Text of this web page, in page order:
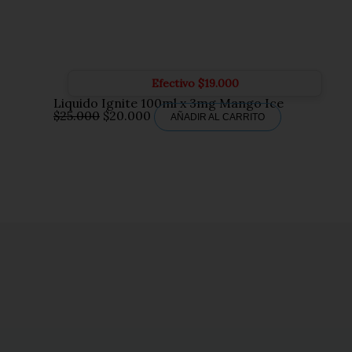
Efectivo $19.000
Liquido Ignite 100ml x 3mg Mango Ice
$25.000 El
$20.000 El
precio
AÑADIR AL CARRITO